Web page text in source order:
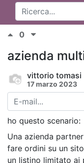
0
azienda
vittorio tomasi
17 marzo 2023
ho questo scenario:
Una azienda
fare ordini su un
un listino limitato ai